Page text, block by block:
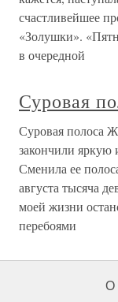
счастливейшее
«Золушки».
в очередной
Суровая
Суровая полоса
закончили яркую
Сменила ее
августа тысяча
моей жизни
перебоями
О